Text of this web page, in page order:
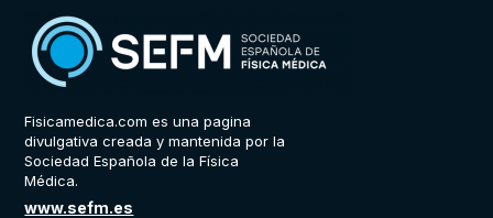
Fisicamedica.com es una pagina
divulgativa creada y mantenida por la
Sociedad Española de la Física
Médica.
www.sefm.es